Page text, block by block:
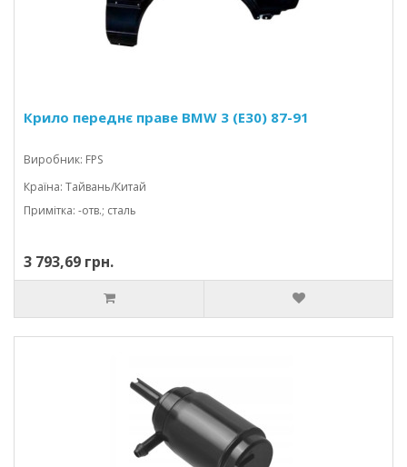
Крило переднє праве BMW 3 (E30) 87-91
Виробник: FPS
Країна: Тайвань/Китай
Примітка: -отв.; сталь
3 793,69 грн.